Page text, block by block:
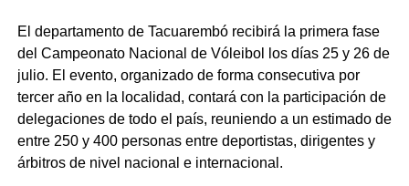
generó buenas insinuaciones con un remate de zurda
que terminó abriéndose. Las oportunidades más claras
para achicar distancias chocaron directamente contra la
enorme figura del arquero visitante Joaquín Silva, quien
se erigió como la gran estrella del partido al ahogar dos
ocasiones clarísimas: primero ante un cabezazo de
Agustín Coito y luego deteniendo a puro reflejo un fuerte
El departamento de Tacuarembó recibirá la primera fase
del Campeonato Nacional de Vóleibol los días 25 y 26 de
julio. El evento, organizado de forma consecutiva por
tercer año en la localidad, contará con la participación de
delegaciones de todo el país, reuniendo a un estimado de
entre 250 y 400 personas entre deportistas, dirigentes y
árbitros de nivel nacional e internacional.